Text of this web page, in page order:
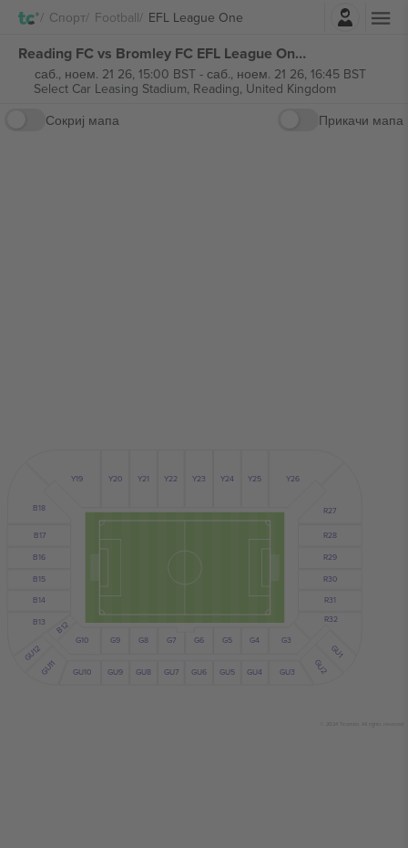
Спорт Football EFL League OneНајави се
Reading FC vs Bromley FC EFL League One билети
саб., ноем. 21 26, 15:00 BST- саб., ноем. 21 26, 16:45 BST
Select Car Leasing Stadium, Reading, United Kingdom
Сокриј мапа
Прикачи мапа
Y19 Y20 Y21 Y22 Y23 Y24 Y25 Y26
R32
R31
R30
R29
R28
R27
B12
B13
B14
B15
B16
B17
B18
G3
G4
G5
G6
G7
G8
G9
G10
GU1
GU2
GU3
GU4
GU5
GU6
GU7
GU8
GU9
GU10
GU11
GU12
© 2024 Ticombo. All rights reserved